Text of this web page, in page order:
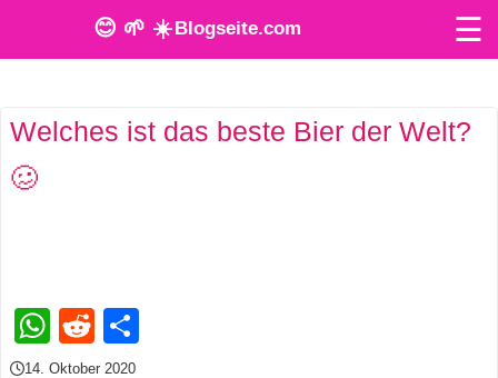
😊 🌱 ☀️Blogseite.com ☰
n
l
e
T
Welches ist das beste Bier der Welt?
🥴
WhatsApp
Reddit
14. Oktober 2020